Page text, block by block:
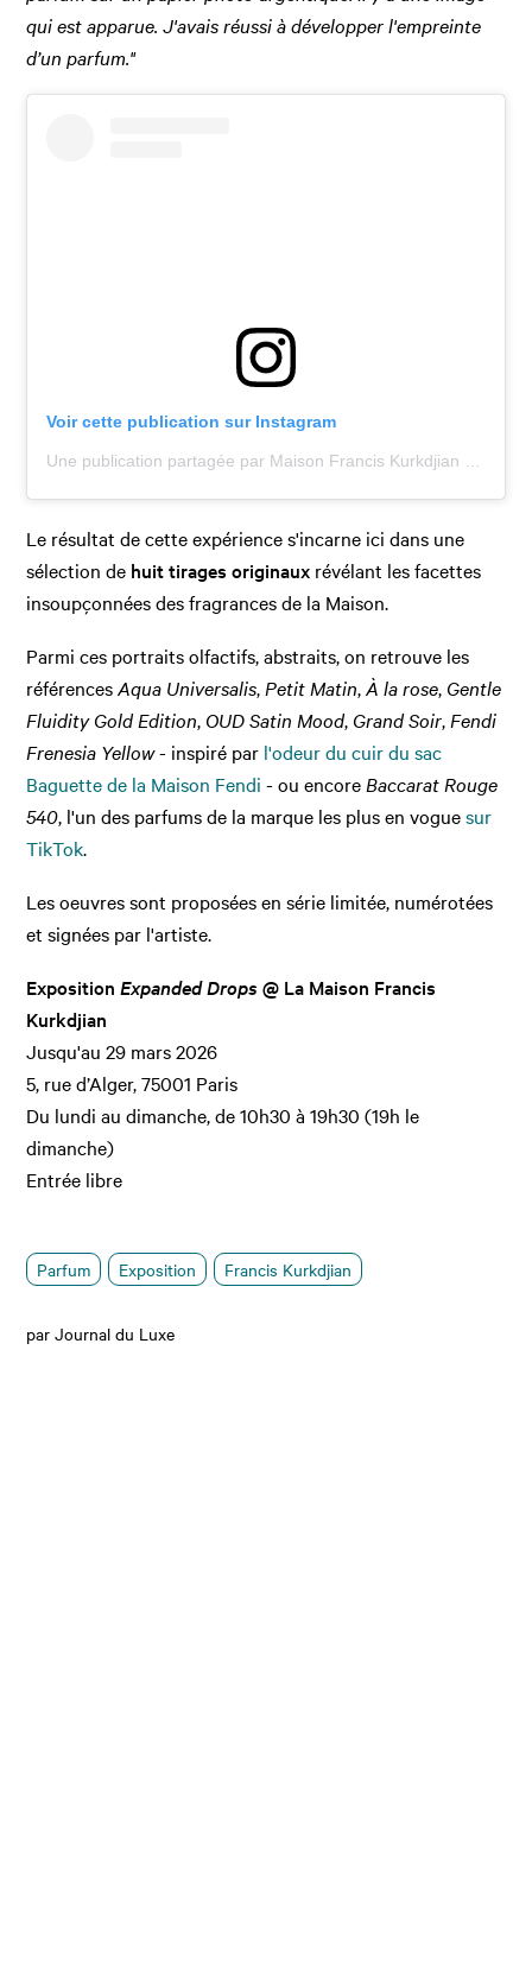
qui est apparue. J'avais réussi à développer l'empreinte
d’un parfum."
Voir cette publication sur Instagram
Une publication partagée par Maison Francis Kurkdjian (@maisonfranciskurkdjian)
Le résultat de cette expérience s'incarne ici dans une
sélection de huit tirages originaux révélant les facettes
insoupçonnées des fragrances de la Maison.
Parmi ces portraits olfactifs, abstraits, on retrouve les
référencesAqua Universalis, Petit Matin,À la rose, Gentle
Fluidity Gold Edition, OUD Satin Mood, Grand Soir, Fendi
Frenesia Yellow- inspiré par l'odeur du cuir du sac
Baguette de la Maison Fendi - ou encore Baccarat Rouge
540, l'un des parfums de la marque les plus en voguesur
TikTok.
Les oeuvres sont proposées en série limitée, numérotées
et signées par l'artiste.
ExpositionExpanded Drops@ La Maison Francis
Kurkdjian
Jusqu'au 29 mars 2026
5, rue d’Alger, 75001 Paris
Du lundi au dimanche, de 10h30 à 19h30 (19h le
dimanche)
Entrée libre
Parfum Exposition Francis Kurkdjian
par Journal du Luxe